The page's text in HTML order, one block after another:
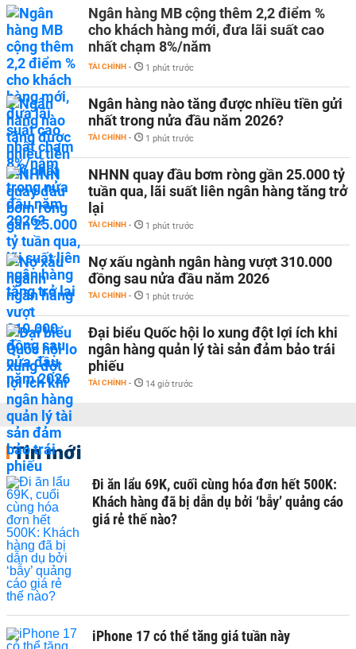
Ngân hàng MB cộng thêm 2,2 điểm %
cho khách hàng mới, đưa lãi suất cao
nhất chạm 8%/năm
TÀI CHÍNH - 1 phút trước
Ngân hàng nào tăng được nhiều tiền gửi
nhất trong nửa đầu năm 2026?
TÀI CHÍNH - 1 phút trước
NHNN quay đầu bơm ròng gần 25.000 tỷ
tuần qua, lãi suất liên ngân hàng tăng trở
lại
TÀI CHÍNH - 1 phút trước
Nợ xấu ngành ngân hàng vượt 310.000
đồng sau nửa đầu năm 2026
TÀI CHÍNH - 1 phút trước
Đại biểu Quốc hội lo xung đột lợi ích khi
ngân hàng quản lý tài sản đảm bảo trái
phiếu
TÀI CHÍNH - 14 giờ trước
Tin mới
Đi ăn lẩu 69K, cuối cùng hóa đơn hết 500K:
Khách hàng đã bị dẫn dụ bởi ‘bẫy’ quảng cáo
giá rẻ thế nào?
iPhone 17 có thể tăng giá tuần này